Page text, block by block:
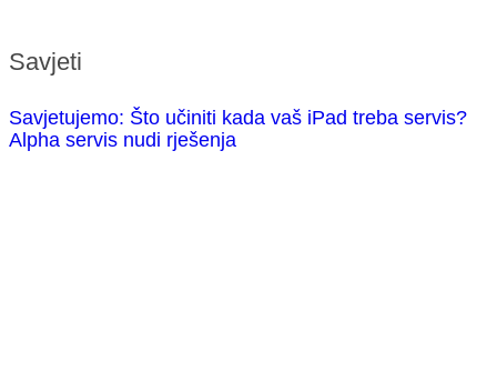
Savjeti
Savjetujemo: Što učiniti kada vaš iPad treba servis?
Alpha servis nudi rješenja